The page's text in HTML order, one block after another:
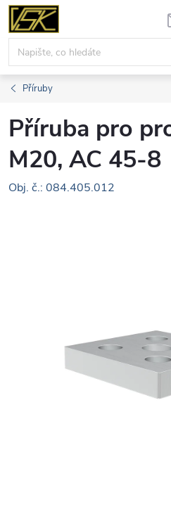
Přejít
obsah
Příruby
Příruba pro
M20, AC 45-8
Obj. č.: 084.405.012